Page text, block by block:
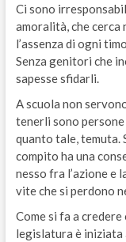
Ci sono
amoralità, che cerca
l’assenza di ogni
Senza genitori che
sapesse sfidarli.
A scuola non
tenerli sono
quanto tale, temuta.
compito ha una
nesso fra l’azione e
vite che si perdono
Come si fa a
legislatura è iniziata